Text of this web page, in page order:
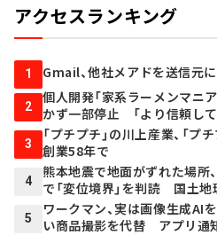
アクセスランキング
1 Gmail、他社メアドを送信元
2
個人開発「家系ラーメンマニ
かず一部停止 「より信頼し
3
「プチプチ」の川上産業、「
創業58年で
4
熊本地震で地面がずれた場
で「変位境界」を判読 国土地
5
ワークマン、実は画像生成
い商品撮影を代替 アプリ通